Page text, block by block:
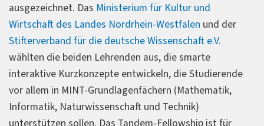
ausgezeichnet. Das Ministerium für Kultur und
Wirtschaft des Landes Nordrhein-Westfalen und der
Stifterverband für die deutsche Wissenschaft e.V.
wählten die beiden Lehrenden aus, die smarte
interaktive Kurzkonzepte entwickeln, die Studierende
vor allem in MINT-Grundlagenfächern (Mathematik,
Informatik, Naturwissenschaft und Technik)